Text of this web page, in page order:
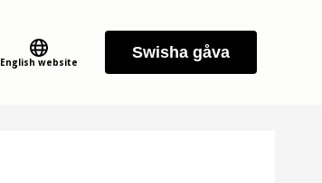
English website
Swisha gåva